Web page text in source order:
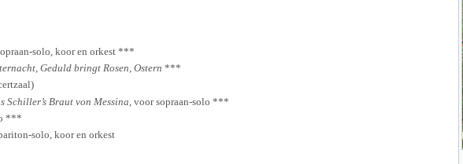
solo, koor en orkest ***
Geduld bringt Rosen, Ostern ***
Schiller’s Braut von Messina , voor sopraan-solo ***
***
solo, koor en orkest